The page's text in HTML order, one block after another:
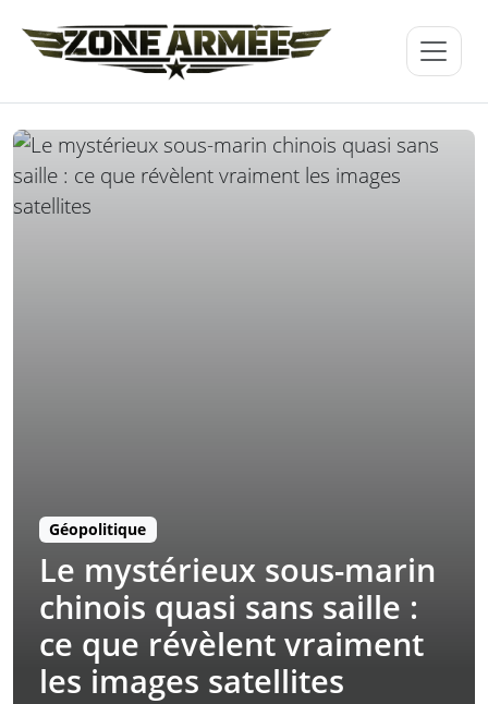
Géopolitique
Le mystérieux sous-marin
chinois quasi sans saille :
ce que révèlent vraiment
les images satellites